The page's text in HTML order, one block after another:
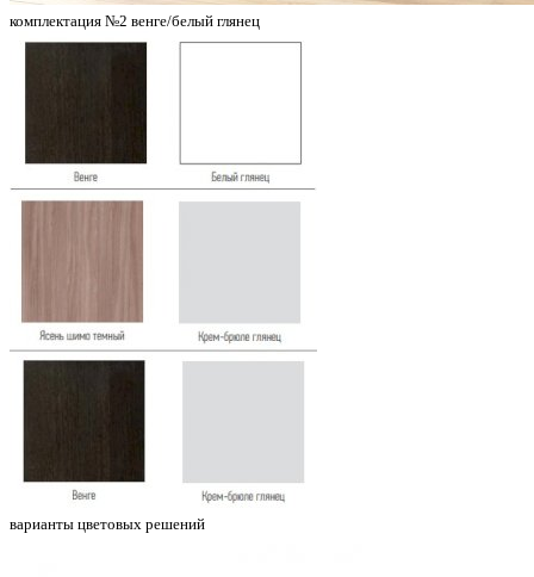
комплектация №2 венге/белый глянец
варианты цветовых решений